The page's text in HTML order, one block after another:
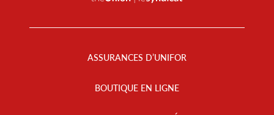
ASSURANCES D’UNIFOR
BOUTIQUE EN LIGNE